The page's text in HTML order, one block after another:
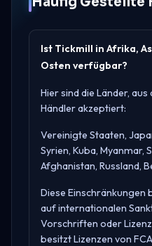
Ist Tickmill in Afrika,
Osten verfügbar?
Hier sind die Länder,
Händler akzeptiert:
Vereinigte Staaten,
Syrien, Kuba, Myanmar,
Afghanistan, Russland,
Diese Einschränkungen
auf internationalen
Vorschriften oder
besitzt Lizenzen von